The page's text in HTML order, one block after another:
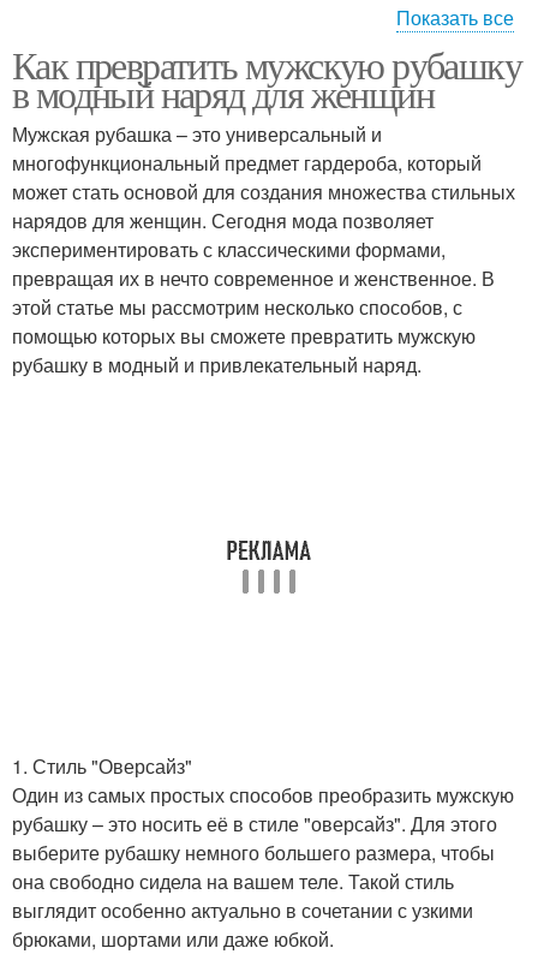
стиле
Рубашка в
романтическом стиле
Рубашка по фигуре Рубашка для женщины
Рубашки для стильного
вида
Показать все
Как превратить мужскую рубашку
в модный наряд для женщин
Мужская рубашка – это универсальный и
многофункциональный предмет гардероба, который
может стать основой для создания множества стильных
нарядов для женщин. Сегодня мода позволяет
экспериментировать с классическими формами,
превращая их в нечто современное и женственное. В
этой статье мы рассмотрим несколько способов, с
помощью которых вы сможете превратить мужскую
рубашку в модный и привлекательный наряд.
1. Стиль "Оверсайз"
Один из самых простых способов преобразить мужскую
рубашку – это носить её в стиле "оверсайз". Для этого
выберите рубашку немного большего размера, чтобы
она свободно сидела на вашем теле. Такой стиль
выглядит особенно актуально в сочетании с узкими
брюками, шортами или даже юбкой.